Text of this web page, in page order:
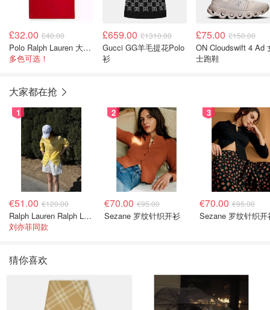
£32.00 £40.00
Polo Ralph Lauren 大童logo T恤
多色可选！
£659.00 £1310.00
Gucci GG羊毛提花Polo
衫
£75.00 £150.00
ON Cloudswift 4 Ad
士跑鞋
大家都在抢
1
€51.00 €120.00
Ralph Lauren Ralph Lauren 男童亚麻衬衫
刘亦菲同款
2
€70.00 €95.00
Sezane 罗纹针织开衫
3
€70.00 €95.00
Sezane 罗纹针织开
猜你喜欢